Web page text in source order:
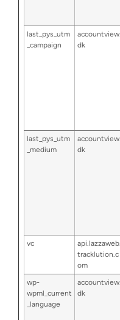
last_pys_utm
_campaign
accountview.
dk
last_pys_utm
_medium
accountview.
dk
vc
api.lazzaweb.
tracklution.c
om
wp-
wpml_current
_language
accountview.
dk